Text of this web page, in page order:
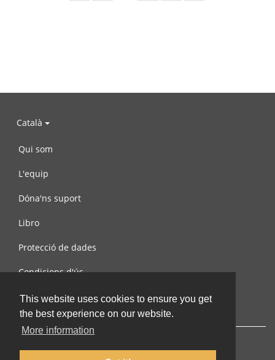
This website uses cookies to ensure you get
the best experience on our website.
More information
Català
Qui som
L'equip
Dóna'ns suport
Libro
Protecció de dades
Condicions d'ús
Contacta amb nosaltres